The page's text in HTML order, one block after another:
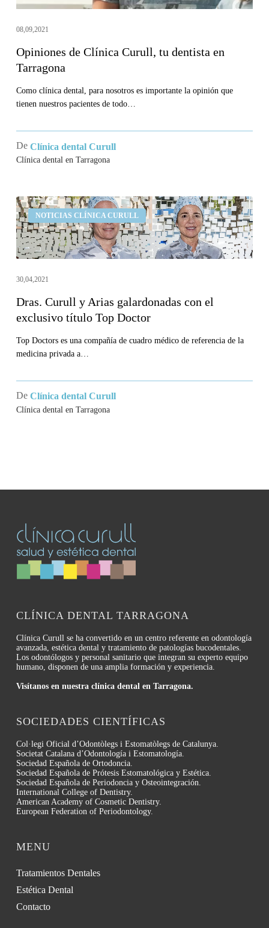
08,09,2021
Opiniones de Clínica Curull, tu dentista en
Tarragona
Como clínica dental, para nosotros es importante la opinión que
tienen nuestros pacientes de todo…
De Clínica dental Curull
Clínica dental en Tarragona
NOTICIAS CLÍNICA CURULL
Dras.
Curull
y
Arias
el
exclusivo
título
Top
30,04,2021
Dras. Curull y Arias galardonadas con el
exclusivo título Top Doctor
Top Doctors es una compañía de cuadro médico de referencia de la
medicina privada a…
De Clínica dental Curull
Clínica dental en Tarragona
CLÍNICA DENTAL TARRAGONA
Clínica Curull se ha convertido en un centro referente en odontología
avanzada, estética dental y tratamiento de patologías bucodentales.
Los odontólogos y personal sanitario que integran su experto equipo
humano, disponen de una amplia formación y experiencia.
Visítanos en nuestra clínica dental en Tarragona.
SOCIEDADES CIENTÍFICAS
Col·legi Oficial d’Odontòlegs i Estomatòlegs de Catalunya.
Societat Catalana d’Odontología i Estomatología.
Sociedad Española de Ortodoncia.
Sociedad Española de Prótesis Estomatológica y Estética.
Sociedad Española de Periodoncia y Osteointegración.
International College of Dentistry.
American Academy of Cosmetic Dentistry.
European Federation of Periodontology.
MENU
Tratamientos Dentales
Estética Dental
Contacto